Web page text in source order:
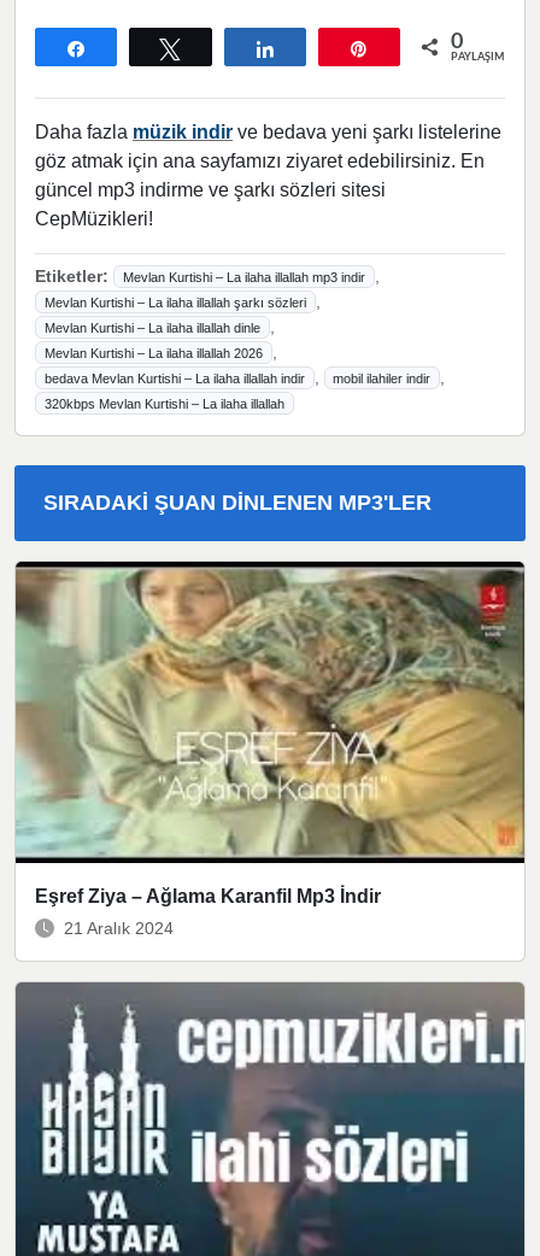
0
PAYLAŞIMLAR
Daha fazla müzik indir ve bedava yeni şarkı listelerine
göz atmak için ana sayfamızı ziyaret edebilirsiniz. En
güncel mp3 indirme ve şarkı sözleri sitesi
CepMüzikleri!
Etiketler: Mevlan Kurtishi – La ilaha illallah mp3 indir
Mevlan Kurtishi – La ilaha illallah şarkı sözleri
Mevlan Kurtishi – La ilaha illallah dinle
Mevlan Kurtishi – La ilaha illallah 2026
bedava Mevlan Kurtishi – La ilaha illallah indir mobil ilahiler indir
320kbps Mevlan Kurtishi – La ilaha illallah
SIRADAKI ŞUAN DINLENEN MP3'LER
Eşref Ziya – Ağlama Karanfil Mp3 İndir
21 Aralık 2024